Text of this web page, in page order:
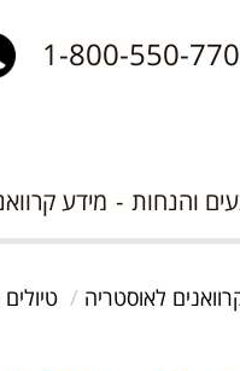
והנחות מידע
לאוסטריה